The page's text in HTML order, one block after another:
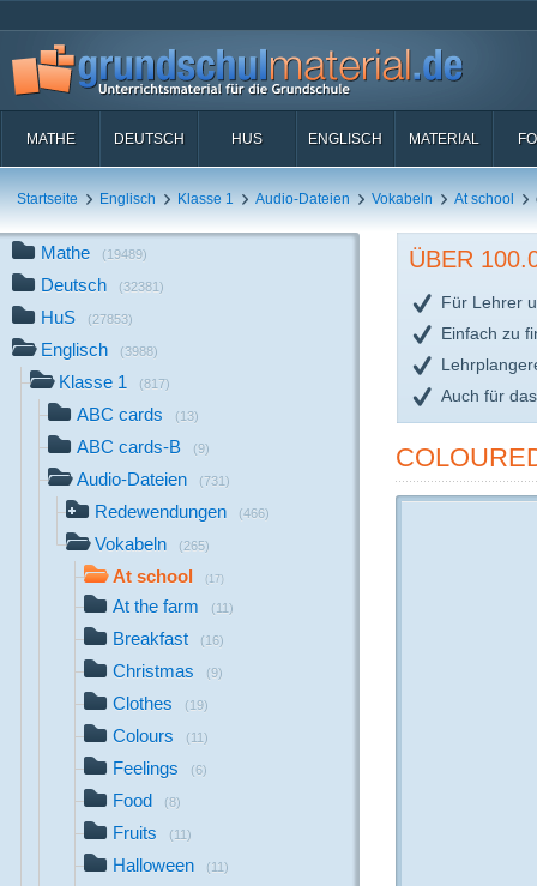
MATHE DEUTSCH HUS ENGLISCH MATERIAL
Startseite Englisch Klasse 1 Audio-Dateien Vokabeln At school
Mathe (19489)
Deutsch (32381)
HuS (27853)
Englisch (3988)
Klasse 1 (817)
ABC cards (13)
ABC cards-B (9)
Audio-Dateien (731)
Redewendungen (466)
Vokabeln (265)
At school (17)
At the farm (11)
Breakfast (16)
Christmas (9)
Clothes (19)
Colours (11)
Feelings (6)
Food (8)
Fruits (11)
Halloween (11)
ÜBER
Für Lehrer
Einfach zu
Auch für